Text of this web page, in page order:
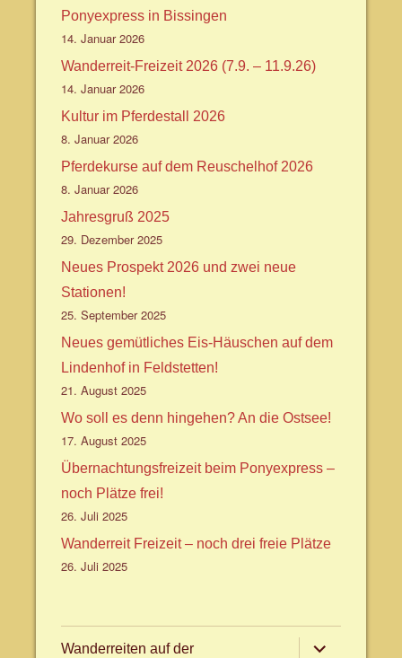
Ponyexpress in Bissingen
14. Januar 2026
Wanderreit-Freizeit 2026 (7.9. – 11.9.26)
14. Januar 2026
Kultur im Pferdestall 2026
8. Januar 2026
Pferdekurse auf dem Reuschelhof 2026
8. Januar 2026
Jahresgruß 2025
29. Dezember 2025
Neues Prospekt 2026 und zwei neue
Stationen!
25. September 2025
Neues gemütliches Eis-Häuschen auf dem
Lindenhof in Feldstetten!
21. August 2025
Wo soll es denn hingehen? An die Ostsee!
17. August 2025
Übernachtungsfreizeit beim Ponyexpress –
noch Plätze frei!
26. Juli 2025
Wanderreit Freizeit – noch drei freie Plätze
26. Juli 2025
Wanderreiten auf der
Untermenü